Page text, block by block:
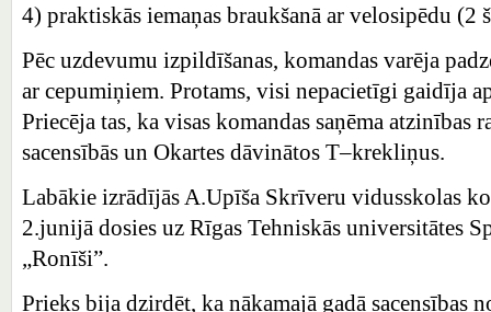
4) praktiskās iemaņas braukšanā ar velosipēdu (2
Pēc uzdevumu izpildīšanas, komandas varēja
ar cepumiņiem. Protams, visi nepacietīgi gaidīja
Priecēja tas, ka visas komandas saņēma atzinības
sacensībās un Okartes dāvinātos T–krekliņus.
Labākie izrādījās A.Upīša Skrīveru vidusskolas
2.junijā dosies uz Rīgas Tehniskās universitātes
„Ronīši”.
Prieks bija dzirdēt, ka nākamajā gadā sacensības